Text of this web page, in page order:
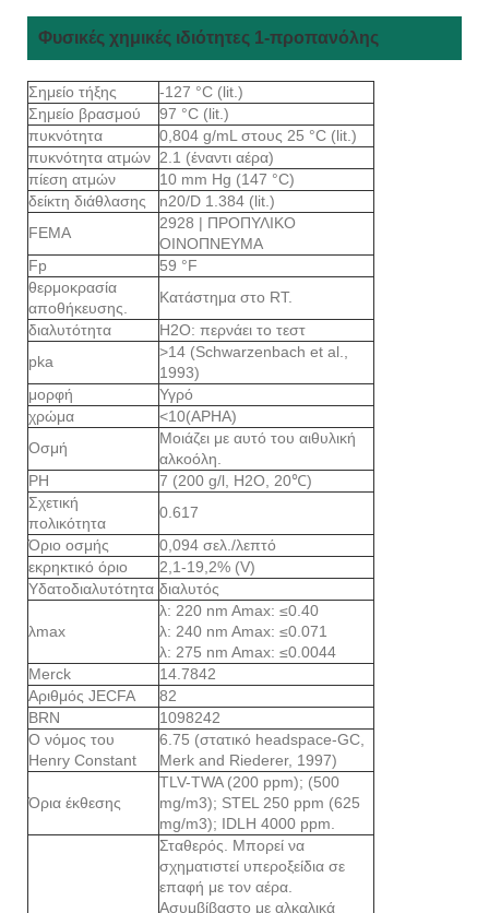
Φυσικές χημικές ιδιότητες 1-προπανόλης
Σημείο τήξης
-127 °C (lit.)
Σημείο βρασμού
97 °C (lit.)
πυκνότητα
0,804 g/mL στους 25 °C (lit.)
πυκνότητα ατμών 2.1 (έναντι αέρα)
πίεση ατμών
10 mm Hg (147 °C)
δείκτη διάθλασης
n20/D 1.384 (lit.)
FEMA
2928 | ΠΡΟΠΥΛΙΚΟ
ΟΙΝΟΠΝΕΥΜΑ
Fp
59 °F
θερμοκρασία
αποθήκευσης.
Κατάστημα στο RT.
διαλυτότητα
H2O: περνάει το τεστ
pka
>14 (Schwarzenbach et al.,
1993)
μορφή
Υγρό
χρώμα
<10(APHA)
Οσμή
Μοιάζει με αυτό του αιθυλική
αλκοόλη.
PH
7 (200 g/l, H2O, 20℃)
Σχετική
πολικότητα
0.617
Όριο οσμής
0,094 σελ./λεπτό
εκρηκτικό όριο
2,1-19,2% (V)
Υδατοδιαλυτότητα διαλυτός
λmax
λ: 220 nm Amax: ≤0.40
λ: 240 nm Amax: ≤0.071
λ: 275 nm Amax: ≤0.0044
Merck
14.7842
Αριθμός JECFA
82
BRN
1098242
Ο νόμος του
Henry Constant
6.75 (στατικό headspace-GC,
Merk and Riederer, 1997)
Όρια έκθεσης
TLV-TWA (200 ppm); (500
mg/m3); STEL 250 ppm (625
mg/m3); IDLH 4000 ppm.
Σταθερός. Μπορεί να
σχηματιστεί υπεροξείδια σε
επαφή με τον αέρα.
Ασυμβίβαστο με αλκαλικά